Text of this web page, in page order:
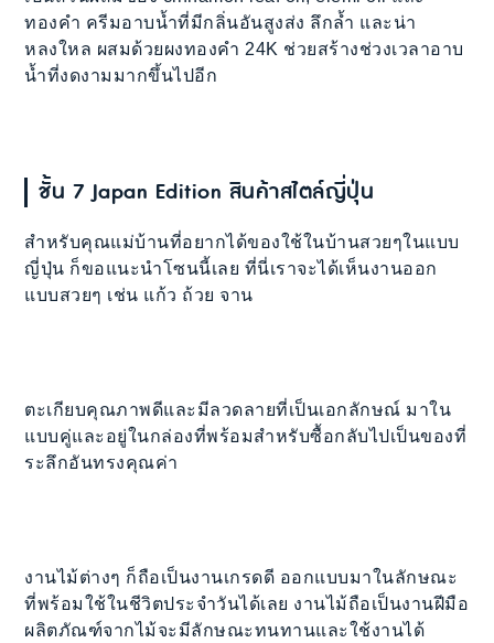
ทองคำ ครีมอาบน้ำที่มีกลิ่นอันสูงส่ง ลึกล้ำ และน่า
หลงใหล ผสมด้วยผงทองคำ 24K ช่วยสร้างช่วงเวลาอาบ
น้ำที่งดงามมากขึ้นไปอีก
ชั้น 7 Japan Edition สินค้าสไตล์ญี่ปุ่น
สำหรับคุณแม่บ้านที่อยากได้ของใช้ในบ้านสวยๆในแบบ
ญี่ปุ่น ก็ขอแนะนำโซนนี้เลย ที่นี่เราจะได้เห็นงานออก
แบบสวยๆ เช่น แก้ว ถ้วย จาน
ตะเกียบคุณภาพดีและมีลวดลายที่เป็นเอกลักษณ์ มาใน
แบบคู่และอยู่ในกล่องที่พร้อมสำหรับซื้อกลับไปเป็นของที่
ระลึกอันทรงคุณค่า
งานไม้ต่างๆ ก็ถือเป็นงานเกรดดี ออกแบบมาในลักษณะ
ที่พร้อมใช้ในชีวิตประจำวันได้เลย งานไม้ถือเป็นงานฝีมือ
ผลิตภัณฑ์จากไม้จะมีลักษณะทนทานและใช้งานได้